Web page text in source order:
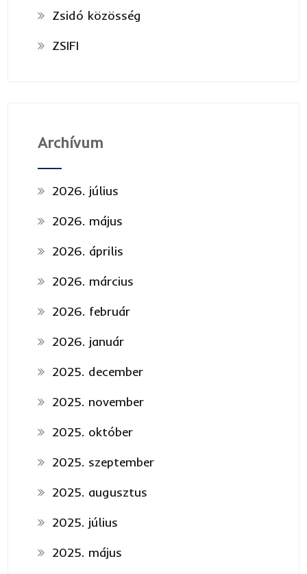
Zsidó közösség
ZSIFI
Archívum
2026. július
2026. május
2026. április
2026. március
2026. február
2026. január
2025. december
2025. november
2025. október
2025. szeptember
2025. augusztus
2025. július
2025. május